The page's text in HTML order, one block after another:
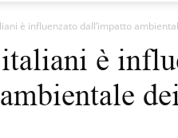
è influenzato dall’impatto
è